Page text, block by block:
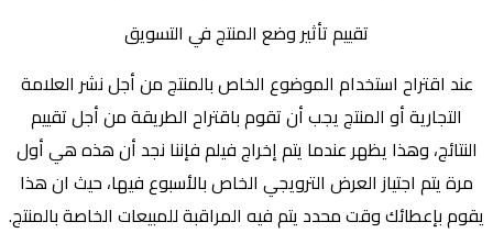
تقييم تأثير وضع المنتج في التسويق
عند اقتراح استخدام الموضوع الخاص بالمنتج من أجل نشر العلامة
التجارية أو المنتج يجب أن تقوم باقتراح الطريقة من أجل تقييم
النتائج، وهذا يظهر عندما يتم إخراج فيلم فإننا نجد أن هذه هي أول
مرة يتم اجتياز العرض الترويجي الخاص بالأسبوع فيها، حيث ان هذا
يقوم بإعطائك وقت محدد يتم فيه المراقبة للمبيعات الخاصة بالمنتج.